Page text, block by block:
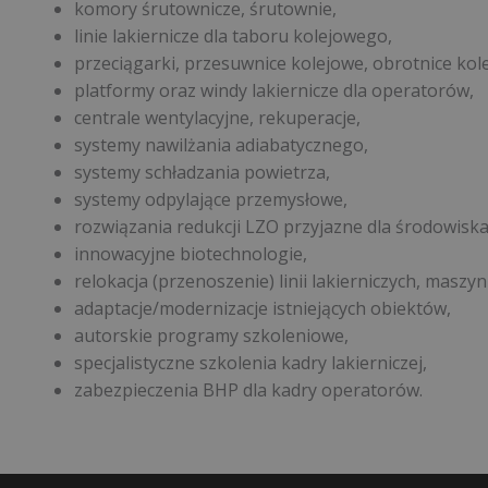
komory śrutownicze, śrutownie,
linie lakiernicze dla taboru kolejowego,
przeciągarki, przesuwnice kolejowe, obrotnice
platformy oraz windy lakiernicze dla operatorów,
centrale wentylacyjne, rekuperacje,
systemy nawilżania adiabatycznego,
systemy schładzania powietrza,
systemy odpylające przemysłowe,
rozwiązania redukcji LZO przyjazne dla
innowacyjne biotechnologie,
relokacja (przenoszenie) linii lakierniczych,
adaptacje/modernizacje istniejących obiektów,
autorskie programy szkoleniowe,
specjalistyczne szkolenia kadry lakierniczej,
zabezpieczenia BHP dla kadry operatorów.